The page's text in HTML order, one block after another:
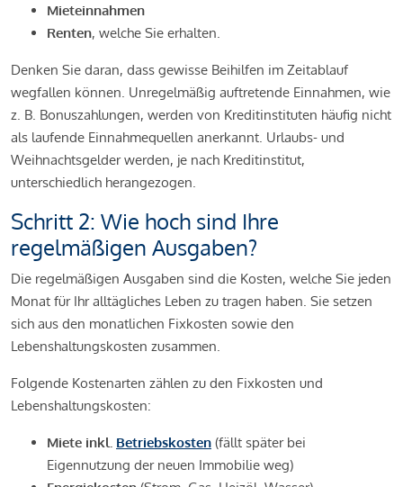
Mieteinnahmen
Renten, welche Sie erhalten.
Denken Sie daran, dass gewisse Beihilfen im Zeitablauf
wegfallen können. Unregelmäßig auftretende Einnahmen, wie
z. B. Bonuszahlungen, werden von Kreditinstituten häufig nicht
als laufende Einnahmequellen anerkannt. Urlaubs- und
Weihnachtsgelder werden, je nach Kreditinstitut,
unterschiedlich herangezogen.
Schritt 2: Wie hoch sind Ihre
regelmäßigen Ausgaben?
Die regelmäßigen Ausgaben sind die Kosten, welche Sie jeden
Monat für Ihr alltägliches Leben zu tragen haben. Sie setzen
sich aus den monatlichen Fixkosten sowie den
Lebenshaltungskosten zusammen.
Folgende Kostenarten zählen zu den Fixkosten und
Lebenshaltungskosten:
Miete inkl. Betriebskosten (fällt später bei
Eigennutzung der neuen Immobilie weg)